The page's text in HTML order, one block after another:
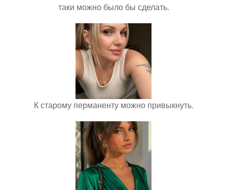
таки можно было бы сделать.
К старому перманенту можно привыкнуть.